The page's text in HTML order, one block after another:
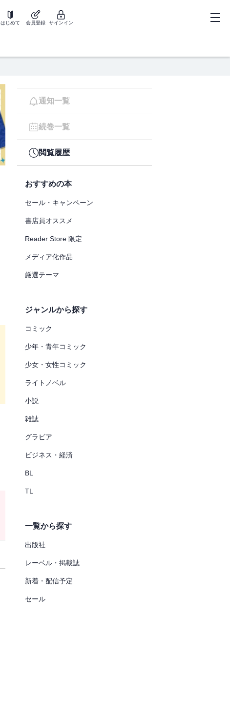
はじめて 会員登録 サインイン
通知一覧
続巻一覧
閲覧履歴
おすすめの本
セール・キャンペーン
書店員オススメ
Reader Store 限定
メディア化作品
厳選テーマ
ジャンルから探す
コミック
少年・青年コミック
少女・女性コミック
ライトノベル
小説
雑誌
グラビア
ビジネス・経済
BL
TL
一覧から探す
出版社
レーベル・掲載誌
新着・配信予定
セール